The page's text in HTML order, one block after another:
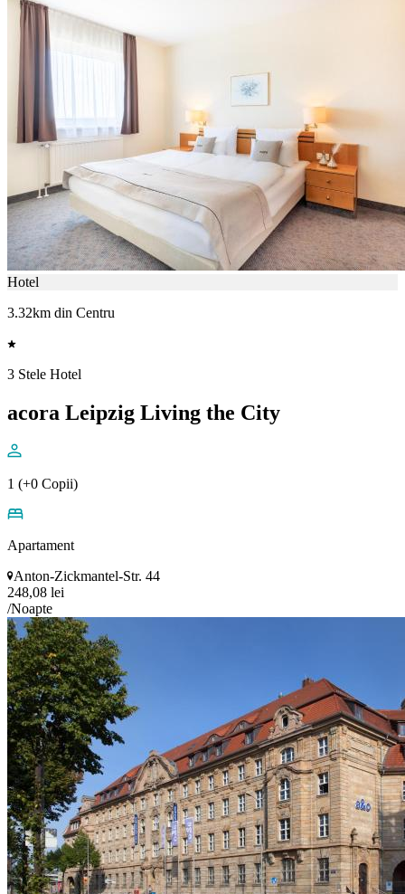
Hotel
3.32km din Centru
3 Stele Hotel
acora Leipzig Living the City
1 (+0 Copii)
Apartament
Anton-Zickmantel-Str. 44
248,08 lei
/Noapte